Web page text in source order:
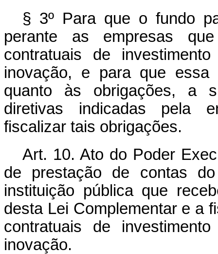
§ 3º Para que o fundo
perante as empresas
contratuais de
inovação, e para que essa
quanto às obrigações, a
diretivas indicadas pela
fiscalizar tais obrigações.
Art. 10. Ato do Poder
de prestação de contas
instituição pública que
desta Lei Complementar e a
contratuais de
inovação.